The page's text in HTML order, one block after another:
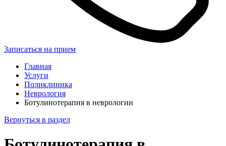
Записаться на прием
Главная
Услуги
Поликлиника
Неврология
Ботулинотерапия в неврологии
Вернуться в раздел